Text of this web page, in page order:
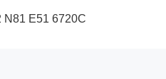
N81 E51 6720C